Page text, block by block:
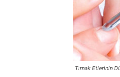
Tırnak Etlerinin